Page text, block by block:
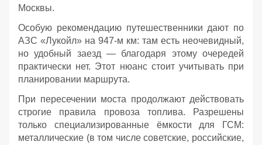
Москвы.
Особую рекомендацию путешественники дают по
АЗС «Лукойл» на 947‑м км: там есть неочевидный,
но удобный заезд — благодаря этому очередей
практически нет. Этот нюанс стоит учитывать при
планировании маршрута.
При пересечении моста продолжают действовать
строгие правила провоза топлива. Разрешены
только специализированные ёмкости для ГСМ:
металлические (в том числе советские, российские,